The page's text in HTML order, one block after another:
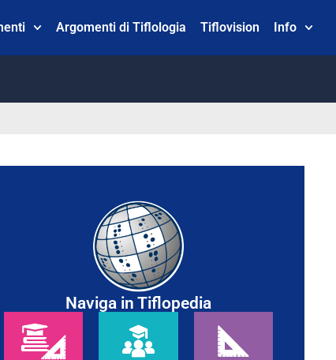
Argomenti di Tiflologia Tiflovision Info
Naviga in Tiflopedia